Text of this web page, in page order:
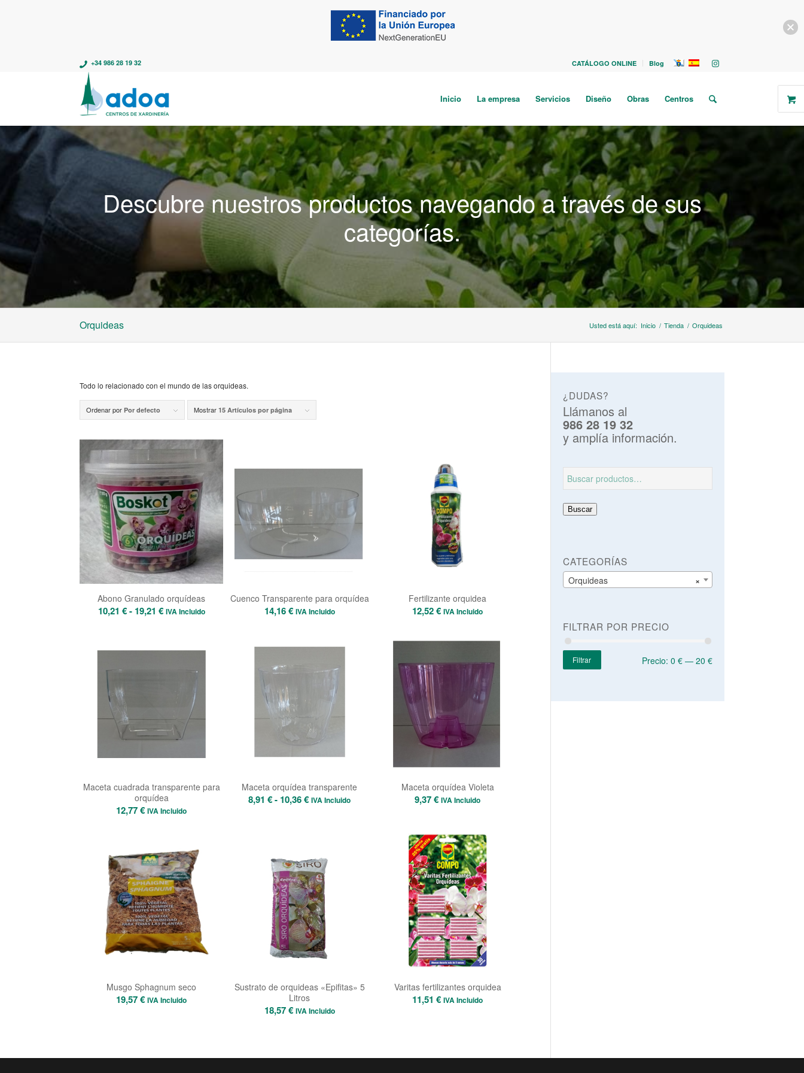
CATÁLOGO ONLINE Blog
+34 986 28 19 32
Inicio La empresa Servicios Diseño Obras Centros
Descubre nuestros productos navegando a través de sus
categorías.
Orquideas Usted está aquí: Inicio / Tienda / Orquideas
Todo lo relacionado con el mundo de las orquideas.
Ordenar por Por defecto Mostrar 15 Artículos por página
Abono Granulado orquídeas
10,21 €- 19,21 €Rango
desde
19,21 €
IVA Incluido
Cuenco Transparente para orquídea
14,16€ IVA Incluido
Fertilizante orquidea
12,52€ IVA Incluido
Maceta cuadrada transparente para
orquídea
12,77€ IVA Incluido
Maceta orquídea transparente
8,91€- 10,36€Rango
8,91 €
hasta
10,36 €
IVA Incluido
Maceta orquídea Violeta
9,37€ IVA Incluido
Musgo Sphagnum seco
19,57€ IVA Incluido
Sustrato de orquideas «Epifitas» 5
Litros
18,57€ IVA Incluido
Varitas fertilizantes orquidea
11,51€ IVA Incluido
¿DUDAS?
Llámanos al
986 28 19 32
y amplía información.
Buscar
CATEGORÍAS
×
Orquideas
FILTRAR POR PRECIO
Filtrar Precio: 0 € — 20 €